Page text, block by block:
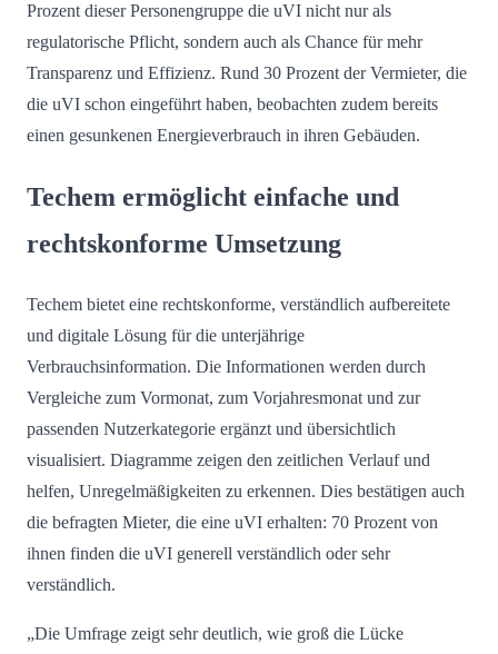
Prozent dieser Personengruppe die uVI nicht nur als
regulatorische Pflicht, sondern auch als Chance für mehr
Transparenz und Effizienz. Rund 30 Prozent der Vermieter, die
die uVI schon eingeführt haben, beobachten zudem bereits
einen gesunkenen Energieverbrauch in ihren Gebäuden.
Techem ermöglicht einfache und
rechtskonforme Umsetzung
Techem bietet eine rechtskonforme, verständlich aufbereitete
und digitale Lösung für die unterjährige
Verbrauchsinformation. Die Informationen werden durch
Vergleiche zum Vormonat, zum Vorjahresmonat und zur
passenden Nutzerkategorie ergänzt und übersichtlich
visualisiert. Diagramme zeigen den zeitlichen Verlauf und
helfen, Unregelmäßigkeiten zu erkennen. Dies bestätigen auch
die befragten Mieter, die eine uVI erhalten: 70 Prozent von
ihnen finden die uVI generell verständlich oder sehr
verständlich.
„Die Umfrage zeigt sehr deutlich, wie groß die Lücke